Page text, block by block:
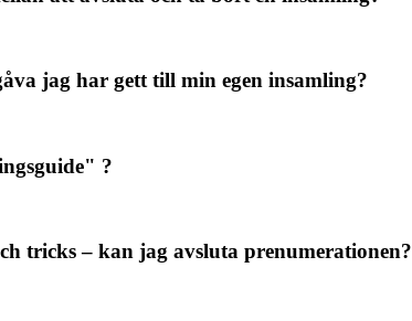
jag har gett till min egen insamling?
?
tricks – kan jag avsluta prenumerationen?